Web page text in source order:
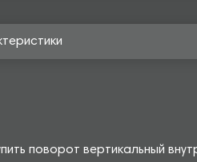
поворот вертикальный